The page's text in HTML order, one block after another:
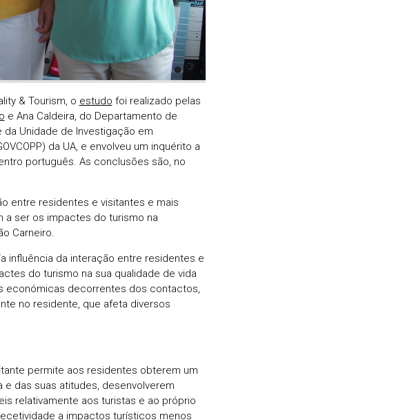
& Tourism, o estudo foi realizado pelas
e Ana Caldeira, do Departamento de
da Unidade de Investigação em
da UA, e envolveu um inquérito a
português. As conclusões são, no
entre residentes e visitantes e mais
a ser os impactes do turismo na
Carneiro.
influência da interação entre residentes e
do turismo na sua qualidade de vida
económicas decorrentes dos contactos,
no residente, que afeta diversos
permite aos residentes obterem um
das suas atitudes, desenvolverem
relativamente aos turistas e ao próprio
a impactos turísticos menos